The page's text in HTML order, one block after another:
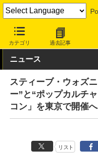
カテゴリ 過去記事
INTERNET Watch トピック
ニュース
スティーブ・ウォズ
ー”と“ポップカルチ
コン」を東京で開催へ
リスト